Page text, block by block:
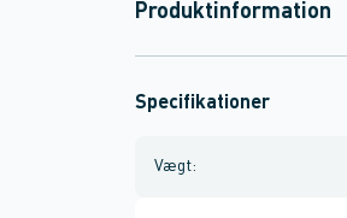
Produktinformation
Specifikationer
Vægt: